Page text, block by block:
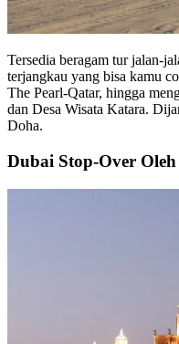
Tersedia beragam tur jalan-
terjangkau yang bisa kamu
The Pearl-Qatar, hingga
dan Desa Wisata Katara.
Doha.
Dubai Stop-Over